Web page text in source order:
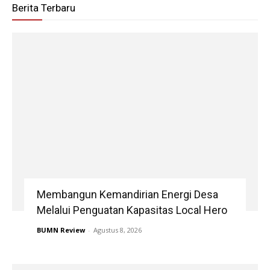
Berita Terbaru
Membangun Kemandirian Energi Desa
Melalui Penguatan Kapasitas Local Hero
BUMN Review - Agustus 8, 2026